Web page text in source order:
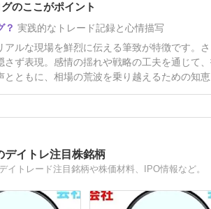
のここがポイント
実践的なトレード記録と心情描写
アルな現場を鮮烈に伝える筆致が特徴です。
さず表現。感情の揺れや戦略の工夫を通じて
とともに、相場の荒波を乗り越えるための知
デイトレ注目株銘柄
イトレード注目銘柄や株価材料、IPO情報など。